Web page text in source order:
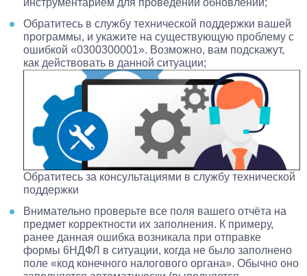
Обратитесь в службу технической поддержки вашей
программы, и укажите на существующую проблему с
ошибкой «0300300001». Возможно, вам подскажут,
как действовать в данной ситуации;
Обратитесь за консультациями в службу технической
поддержки
Внимательно проверьте все поля вашего отчёта на
предмет корректности их заполнения. К примеру,
ранее данная ошибка возникала при отправке
формы 6НДФЛ в ситуации, когда не было заполнено
поле «код конечного налогового органа». Обычно оно